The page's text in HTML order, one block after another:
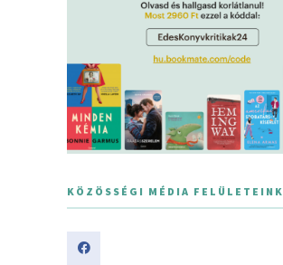
KÖZÖSSÉGI MÉDIA FELÜLETEINK